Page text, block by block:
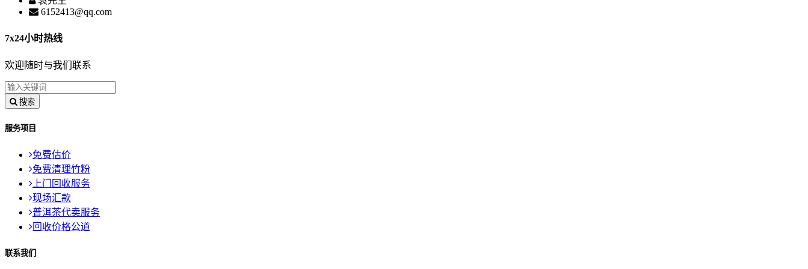
6152413@qq.com
7x24小时热线
欢迎随时与我们联系
搜索
服务项目
免费估价
免费清理竹粉
上门回收服务
现场汇款
普洱茶代卖服务
回收价格公道
联系我们